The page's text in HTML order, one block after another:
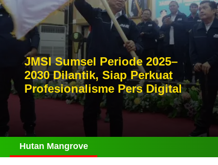
JMSI Sumsel Periode 2025–
2030 Dilantik, Siap Perkuat
Profesionalisme Pers Digital
Hutan Mangrove